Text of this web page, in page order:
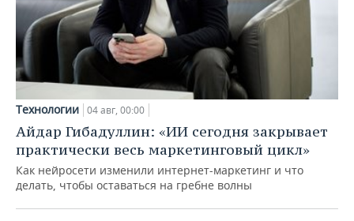
Технологии 04 авг, 00:00
Айдар Гибадуллин: «ИИ сегодня закрывает
практически весь маркетинговый цикл»
Как нейросети изменили интернет-маркетинг и что
делать, чтобы оставаться на гребне волны